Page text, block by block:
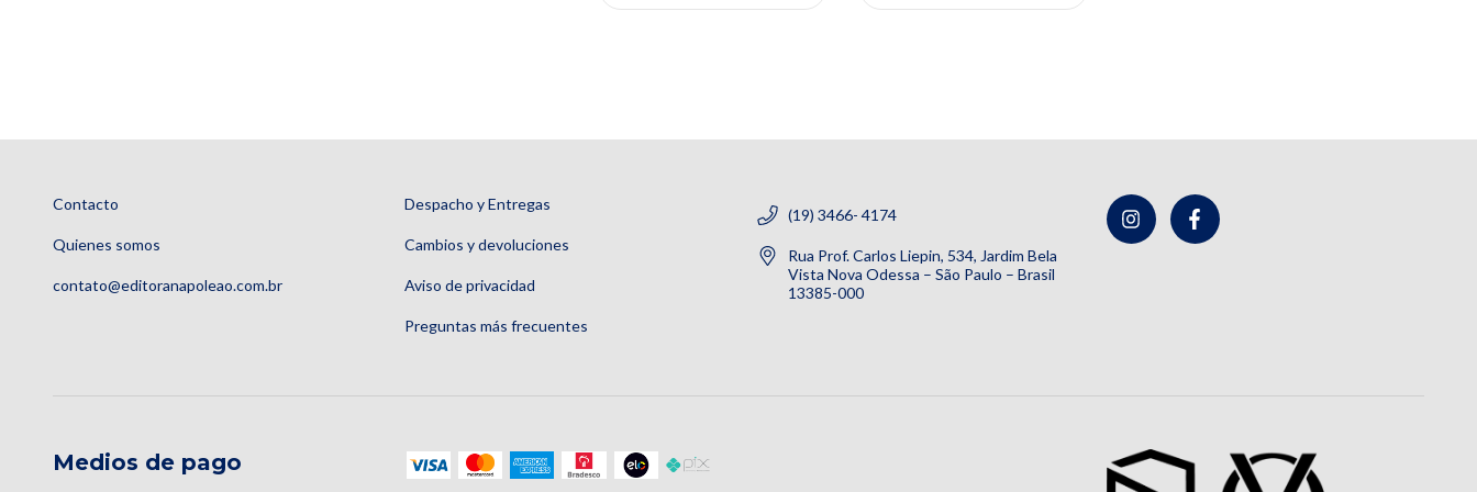
Contacto
Quienes somos
contato@editoranapoleao.com.br
Despacho y Entregas
Cambios y devoluciones
Aviso de privacidad
Preguntas más frecuentes
(19) 3466- 4174
Rua Prof. Carlos Liepin, 534, Jardim Bela
Vista Nova Odessa – São Paulo – Brasil
13385-000
Medios de pago